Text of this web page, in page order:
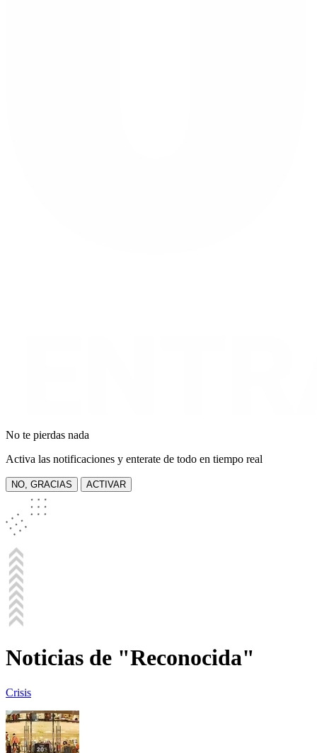
No te pierdas nada
Activa las notificaciones y enterate de todo en tiempo real
NO, GRACIAS ACTIVAR
Noticias de "Reconocida"
Crisis